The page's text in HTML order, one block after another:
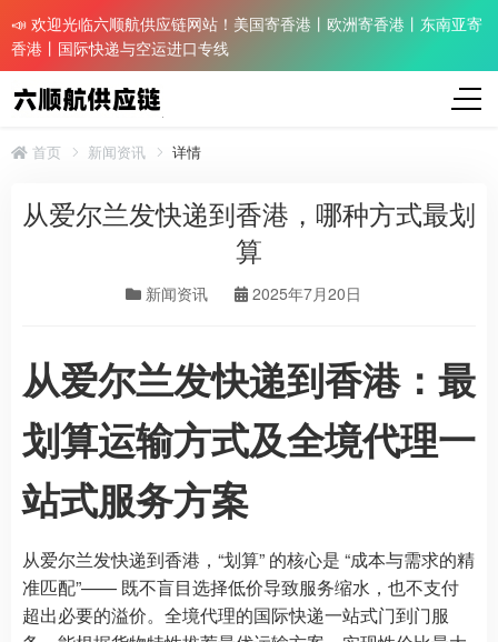
📣 欢迎光临六顺航供应链网站！美国寄香港丨欧洲寄香港丨东南亚寄
香港丨国际快递与空运进口专线
首页 新闻资讯 详情
从爱尔兰发快递到香港，哪种方式最划
算
新闻资讯 2025年7月20日
从爱尔兰发快递到香港：最
划算运输方式及全境代理一
站式服务方案
从爱尔兰发快递到香港，“划算” 的核心是 “成本与需求的精
准匹配”—— 既不盲目选择低价导致服务缩水，也不支付
超出必要的溢价。全境代理的国际快递一站式门到门服